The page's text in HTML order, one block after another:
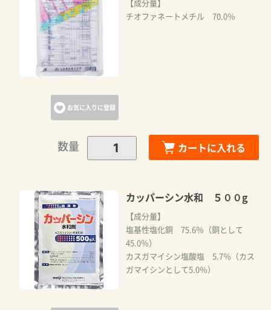
お気に入りに登録
【成分量】
チオファネートメチル 70.0％
数量 カートに入れる
カッパーシン水和 ５００g
【成分量】
塩基性塩化銅 75.6％（銅として
45.0％）
カスガマイシン塩酸塩 5.7％（カス
ガマイシンとして5.0％）